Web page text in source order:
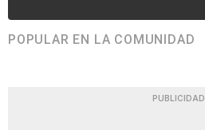
POPULAR EN LA COMUNIDAD
PUBLICIDAD